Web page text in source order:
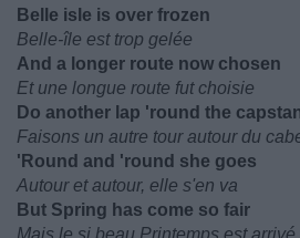
Belle isle is over frozen
Belle-île est trop gelée
And a longer route now chosen
Et une longue route fut choisie
Do another lap 'round the
Faisons un autre tour autour du
'Round and 'round she goes
Autour et autour, elle s'en va
But Spring has come so fair
Mais le si beau Printemps est arrivé